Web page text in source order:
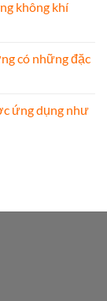
không khí
có những đặc
ứng dụng như